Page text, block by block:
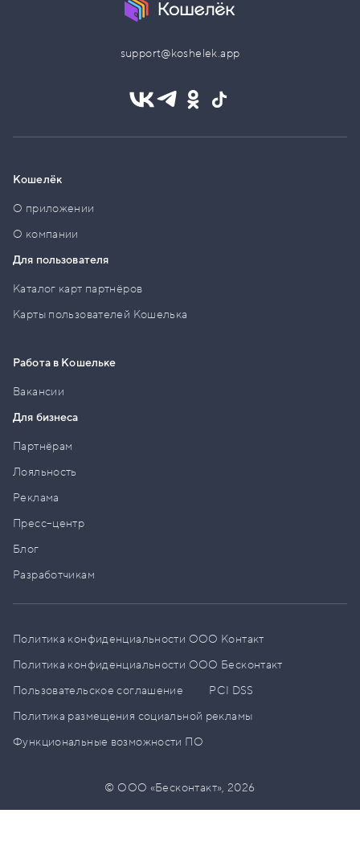
support@koshelek.app
Кошелёк
О приложении
О компании
Для пользователя
Каталог карт партнёров
Карты пользователей Кошелька
Работа в Кошельке
Вакансии
Для бизнеса
Партнёрам
Лояльность
Реклама
Пресс–центр
Блог
Разработчикам
Политика конфиденциальности ООО Контакт
Политика конфиденциальности ООО Бесконтакт
Пользовательское соглашение
PCI DSS
Политика размещения социальной рекламы
Функциональные возможности ПО
© ООО «Бесконтакт»,2026